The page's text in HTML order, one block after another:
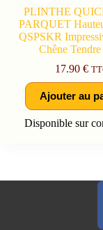
PLINTHE
PARQUET
QSPSKR
Chêne
17.90€
Ajouter au
Disponible sur